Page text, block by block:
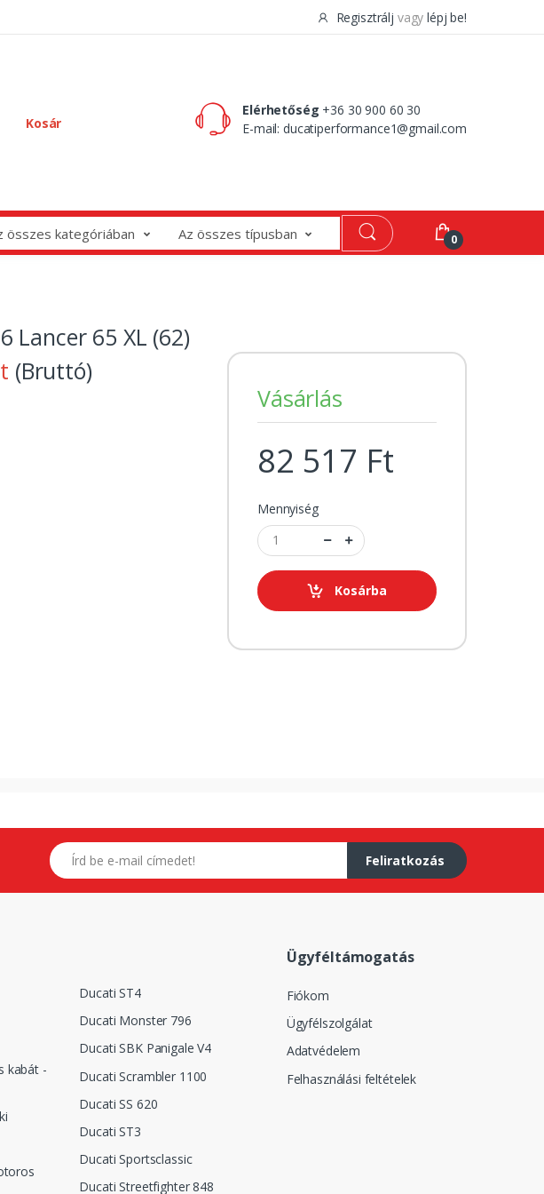
Regisztrálj vagy lépj be!
Kosár
Elérhetőség +36 30 900 60 30
E-mail:ducatiperformance1@gmail.com
összes kategóriában Az összes típusban 0
Lancer 65 XL (62)
(Bruttó)
Vásárlás
82 517 Ft
Mennyiség
Kosárba
E-mail címed
Feliratkozás
kabát -
Ducati ST4
Ducati Monster 796
Ducati SBK Panigale V4
Ducati Scrambler 1100
Ducati SS 620
Ducati ST3
Ducati Sportsclassic
Ducati Streetfighter 848
Ügyféltámogatás
Fiókom
Ügyfélszolgálat
Adatvédelem
Felhasználási feltételek